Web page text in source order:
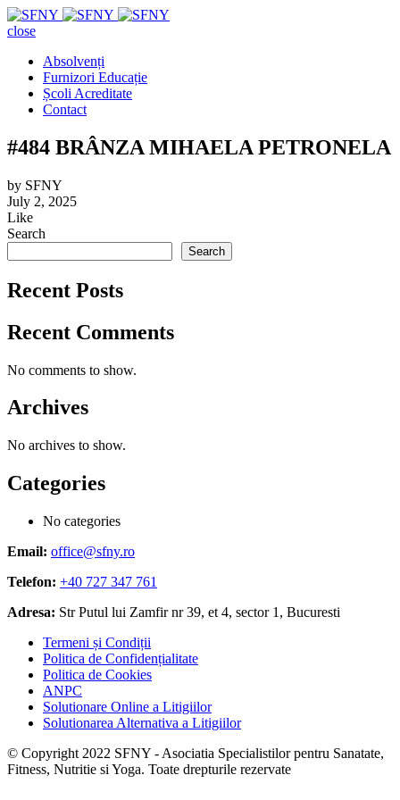
close
Absolvenți
Furnizori Educație
Școli Acreditate
Contact
#484 BRÂNZA MIHAELA PETRONELA
by SFNY
July 2, 2025
Like
Search
Search
Recent Posts
Recent Comments
No comments to show.
Archives
No archives to show.
Categories
No categories
Email: office@sfny.ro
Telefon: +40 727 347 761
Adresa: Str Putul lui Zamfir nr 39, et 4, sector 1, Bucuresti
Termeni și Condiții
Politica de Confidențialitate
Politica de Cookies
ANPC
Solutionare Online a Litigiilor
Solutionarea Alternativa a Litigiilor
© Copyright 2022 SFNY - Asociatia Specialistilor pentru Sanatate,
Fitness, Nutritie si Yoga. Toate drepturile rezervate